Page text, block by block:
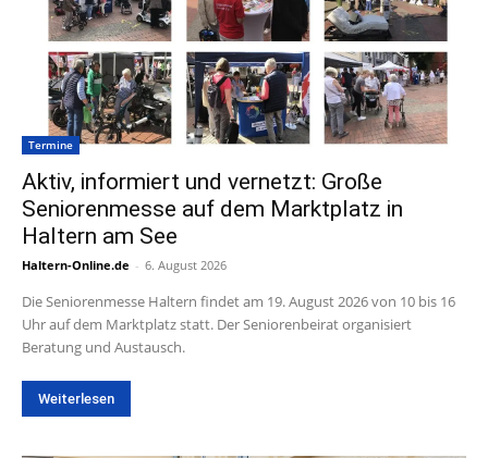
Termine
Aktiv, informiert und vernetzt: Große
Seniorenmesse auf dem Marktplatz in
Haltern am See
Haltern-Online.de - 6. August 2026
Die Seniorenmesse Haltern findet am 19. August 2026 von 10 bis 16
Uhr auf dem Marktplatz statt. Der Seniorenbeirat organisiert
Beratung und Austausch.
Weiterlesen